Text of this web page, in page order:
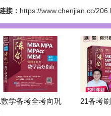
接： https://www.chenjian.cc/
数学备考全考向巩
21备考